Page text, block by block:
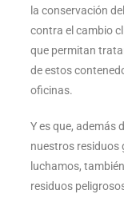
la conservación
contra el cambio
que permitan
de estos
oficinas.
Y es que, además
nuestros residuos
luchamos,
residuos